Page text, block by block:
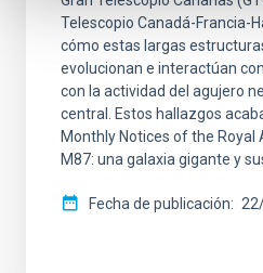
Telescopio Canadá-Francia-
cómo estas largas
evolucionan e interactúan
con la actividad del agujero
central. Estos hallazgos
Monthly Notices of the Royal
M87: una galaxia gigante y
Fecha de publicación